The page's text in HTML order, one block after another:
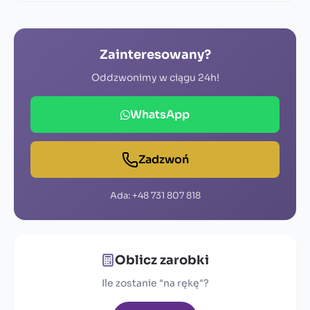
Zainteresowany?
Oddzwonimy w ciągu 24h!
WhatsApp
Zadzwoń
Ada: +48 731 807 818
Oblicz zarobki
Ile zostanie "na rękę"?